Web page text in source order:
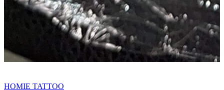
HOMIE TATTOO